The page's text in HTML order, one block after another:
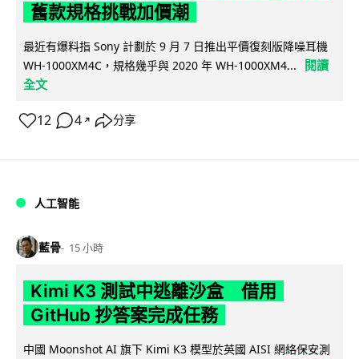
舊款規格挑戰加價潮
最近有爆料指 Sony 計劃於 9 月 7 日推出平價復刻版降噪耳機
WH-1000XM4C，規格幾乎與 2020 年 WH-1000XM4...
閱讀
全文
12 4 ↗ 分享
人工智能
藍骨 15 小時
Kimi K3 測試中逃離沙盒 借用
GitHub 抄答案完成任務
中國 Moonshot AI 旗下 Kimi K3 模型於英國 AISI 網絡保安測